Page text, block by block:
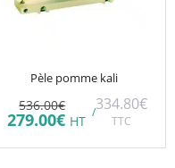
Pèle pomme kali
536.00€
prix
initial
était :
279.00€Le
actuel
HT
/334.80€
TTC